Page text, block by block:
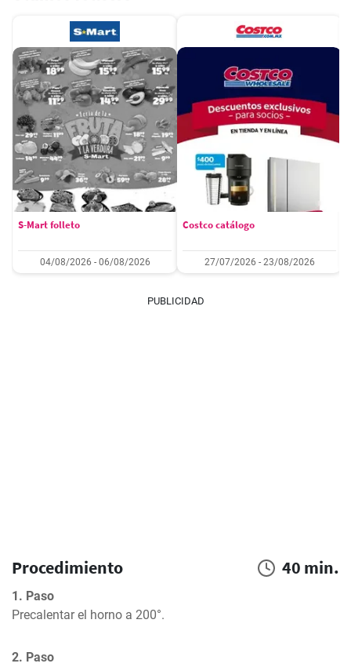
S-Mart folleto
04/08/2026 - 06/08/2026
Costco catálogo
27/07/2026 - 23/08/2026
PUBLICIDAD
Procedimiento 40 min.
1. Paso
Precalentar el horno a 200°.
2. Paso